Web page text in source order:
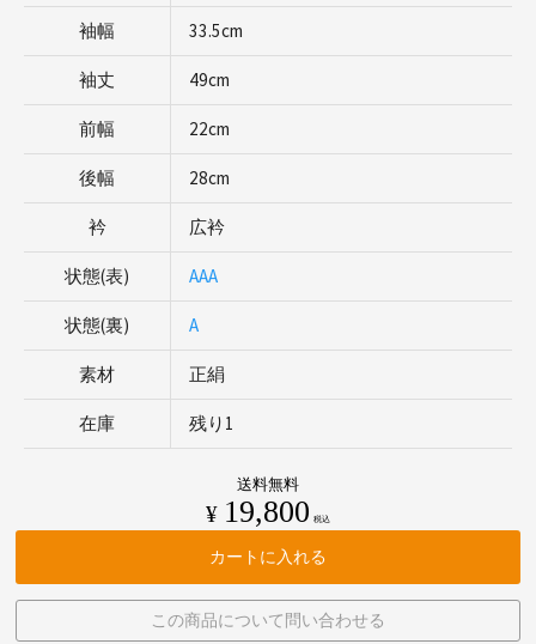
袖幅 33.5cm
袖丈 49cm
前幅 22cm
後幅 28cm
衿 広衿
状態(表) AAA
状態(裏) A
素材 正絹
在庫 残り1
送料無料
¥ 19,800 税込
カートに入れる
この商品について問い合わせる